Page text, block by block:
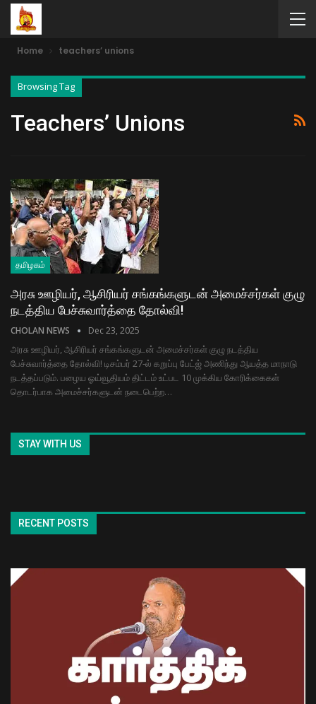
Home teachers’ unions
Browsing Tag
Teachers’ Unions
தமிழகம்
அரசு ஊழியர், ஆசிரியர் சங்கங்களுடன் அமைச்சர்கள் குழு
நடத்திய பேச்சுவார்த்தை தோல்வி!
CHOLAN NEWS Dec 23, 2025
அரசு ஊழியர், ஆசிரியர் சங்கங்களுடன் அமைச்சர்கள் குழு நடத்திய
பேச்சுவார்த்தை தோல்வி! டிசம்பர் 27-ல் கறுப்பு பேட்ஜ் அணிந்து ஆயத்த மாநாடு
நடத்தப்படும். பழைய ஓய்வூதியம் திட்டம் உட்பட 10 முக்கிய கோரிக்கைகள்
தொடர்பாக அமைச்சர்களுடன் நடைபெற்ற…
STAY WITH US
RECENT POSTS